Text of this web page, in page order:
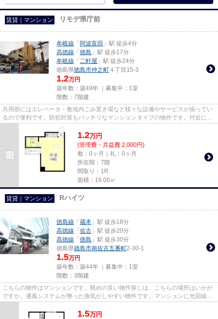
賃貸｜マンション リモデ県庁前
牟岐線 「 阿波富田 」駅 徒歩4分
高徳線 「 徳島 」駅 徒歩17分
牟岐線 「 二軒屋 」駅 徒歩24分
徳島県徳島市仲之町 ４丁目15-3
1.2万円
築年数：築49年 ｜募集中： 1室
階数：7階建
共用部にはエレベータ・敷地内ごみ置き場など様々な設備やサービスが揃ってい
るので便利です。防犯対策もバッチリなマンションタイプの物件です。付近に駅
が2つあるので、経路を用途や...
1.2万円
(管理費・共益費 2,000円)
敷：0ヶ月｜礼：0ヶ月
所在階：7階
間取り：1R
面積：16.00㎡
賃貸｜マンション Rハイツ
徳島線 「 蔵本 」駅 徒歩18分
高徳線 「 佐古 」駅 徒歩20分
高徳線 「 徳島 」駅 徒歩30分
徳島県徳島市南佐古五番町2-30-1
1.5万円
築年数：築44年 ｜募集中： 1室
階数：3階建
こちらの物件はマンションです。眺めの良い物件探しは、こちらの場所はいかが
ですか。通風システムが整った換気がしやすい物件です。マンションに光回線を
1.5万円